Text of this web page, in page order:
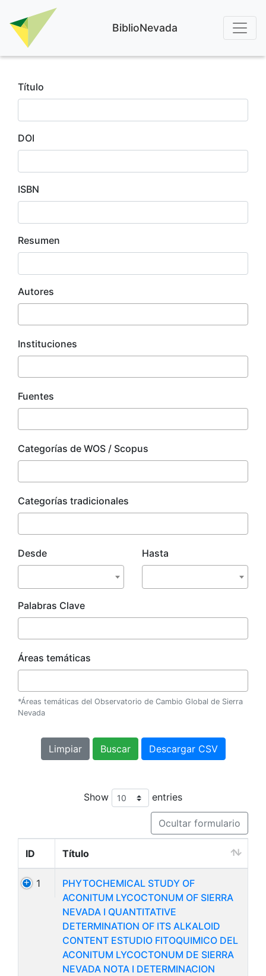
BiblioNevada
Título
DOI
ISBN
Resumen
Autores
Instituciones
Fuentes
Categorías de WOS / Scopus
Categorías tradicionales
Desde Hasta
Palabras Clave
Áreas temáticas
*Áreas temáticas del Observatorio de Cambio Global de Sierra
Nevada
Show entries
Ocultar formulario
ID
Título
ID
1
PHYTOCHEMICAL STUDY OF
ACONITUM LYCOCTONUM OF SIERRA
NEVADA I QUANTITATIVE
DETERMINATION OF ITS ALKALOID
CONTENT ESTUDIO FITOQUIMICO DEL
ACONITUM LYCOCTONUM DE SIERRA
NEVADA NOTA I DETERMINACION